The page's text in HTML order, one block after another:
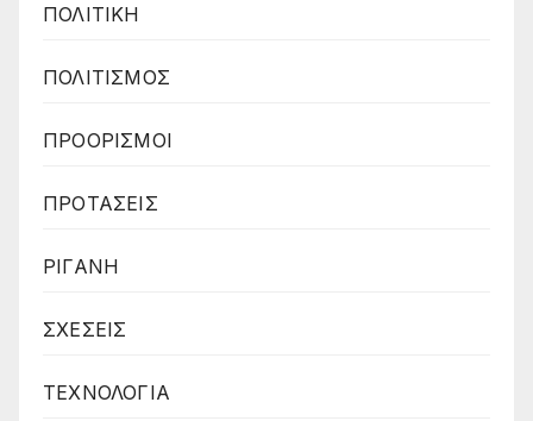
ΠΟΛΙΤΙΚΗ
ΠΟΛΙΤΙΣΜΟΣ
ΠΡΟΟΡΙΣΜΟΙ
ΠΡΟΤΑΣΕΙΣ
ΡΙΓΑΝΗ
ΣΧΕΣΕΙΣ
ΤΕΧΝΟΛΟΓΙΑ